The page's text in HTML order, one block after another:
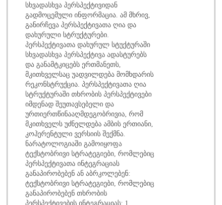
სხვადასხვა პერსპექტივიდან
გადმოცემული ინფორმაცია. ამ მხრივ,
განირჩევა პერსპექტივათა ღია და
დახურული სტრუქტურები.
პერსპექტივათა დახურულ სტუქტურაში
სხვადასხვა პერსპექტივა ადასტურებს
და განამტკიცებს ერთმანეთს,
მკითხველსაც უადვილდება მომხდარის
რეკონსტრუქცია. პერსპექტივათა ღია
სტრუქტურაში თხრობის პერსპექტივები
იმდენად შეუთავსებელი და
ურთიერთწინააღმდეგობრივია, რომ
მკითხველს უძნელდება ამბის ერთიანი,
კოჰერენტული ვერსიის შექმნა.
ნარატოლოგიაში გამოიყოფა
ტექსტობრივი სტრატეგიები, რომლებიც
პერსპექტივათა ინტეგრაციას
განაპირობებენ ან აბრკოლებენ:
ტექსტობრივი სტრატეგიები, რომლებიც
განაპირობებენ თხრობის
პერსპექტივების ინტეგრაციას: 1.